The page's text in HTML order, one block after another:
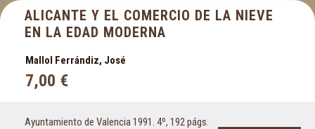
ALICANTE Y EL COMERCIO DE LA NIEVE
EN LA EDAD MODERNA
Mallol Ferrándiz, José
7,00 €
Ayuntamiento de Valencia 1991. 4º, 192 págs.